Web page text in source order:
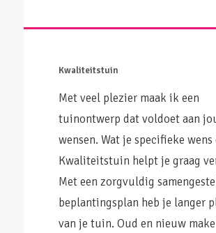
Kwaliteitstuin
Met veel plezier maak ik een
tuinontwerp dat voldoet aan
wensen. Wat je specifieke
Kwaliteitstuin helpt je graag
Met een zorgvuldig
beplantingsplan heb je langer
van je tuin. Oud en nieuw